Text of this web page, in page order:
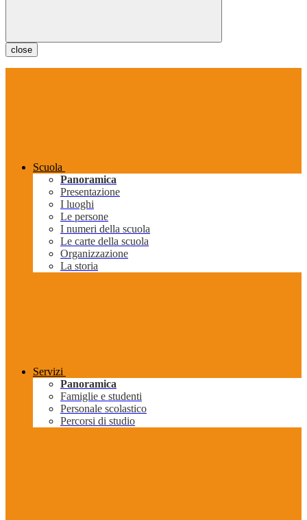
close
Scuola
Panoramica
Presentazione
I luoghi
Le persone
I numeri della scuola
Le carte della scuola
Organizzazione
La storia
Servizi
Panoramica
Famiglie e studenti
Personale scolastico
Percorsi di studio